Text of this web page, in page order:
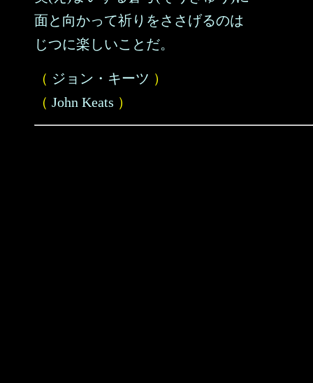
面と向かって祈りをささげるのは
じつに楽しいことだ。
（ ジョン・キーツ ）
（ John Keats ）